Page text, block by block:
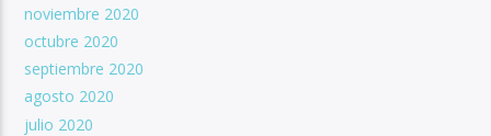
noviembre 2020
octubre 2020
septiembre 2020
agosto 2020
julio 2020